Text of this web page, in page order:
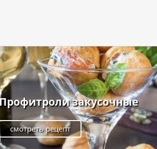
закусочные
смотреть рецепт